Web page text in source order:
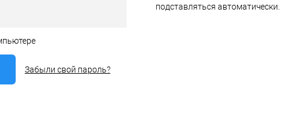
Забыли свой пароль?
подставляться автоматически.